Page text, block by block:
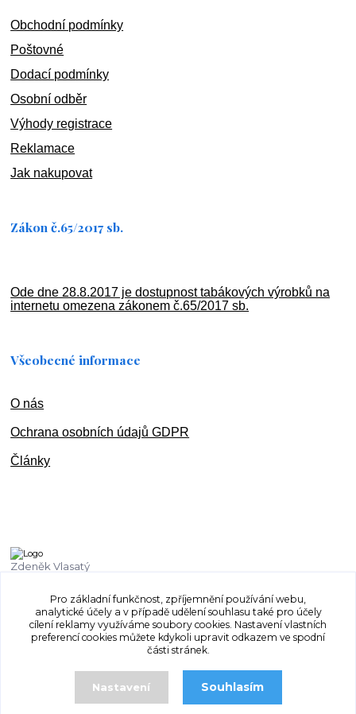
Obchodní podmínky
Poštovné
Dodací podmínky
Osobní odběr
Výhody registrace
Reklamace
Jak nakupovat
Zákon č.65/2017 sb.
Ode dne 28.8.2017 je dostupnost tabákových výrobků na
internetu omezena zákonem č.65/2017 sb.
Všeobecné informace
O nás
Ochrana osobních údajů GDPR
Články
Zdeněk Vlasatý
vlasaty.zdenek@centrum.cz
Pro základní funkčnost, zpříjemnění používání webu,
analytické účely a v případě udělení souhlasu také pro účely
cílení reklamy využíváme soubory cookies. Nastavení vlastních
preferencí cookies můžete kdykoli upravit odkazem ve spodní
části stránek.
Nastavení Souhlasím